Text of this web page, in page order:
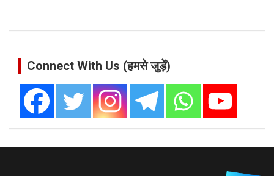
Connect With Us (हमसे जुड़ें)